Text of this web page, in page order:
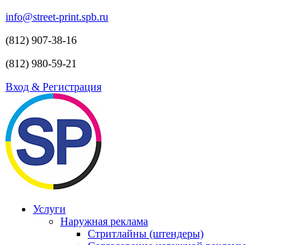
info@street-print.spb.ru
(812) 907-38-16
(812) 980-59-21
Вход & Регистрация
Услуги
Наружная реклама
Стритлайны (штендеры)